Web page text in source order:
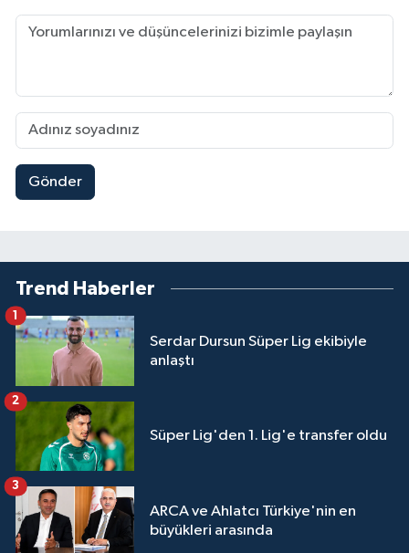
Gönder
Trend Haberler
Serdar Dursun Süper Lig ekibiyle
anlaştı
1
Süper Lig'den 1. Lig'e transfer oldu
2
ARCA ve Ahlatcı Türkiye'nin en
büyükleri arasında
3